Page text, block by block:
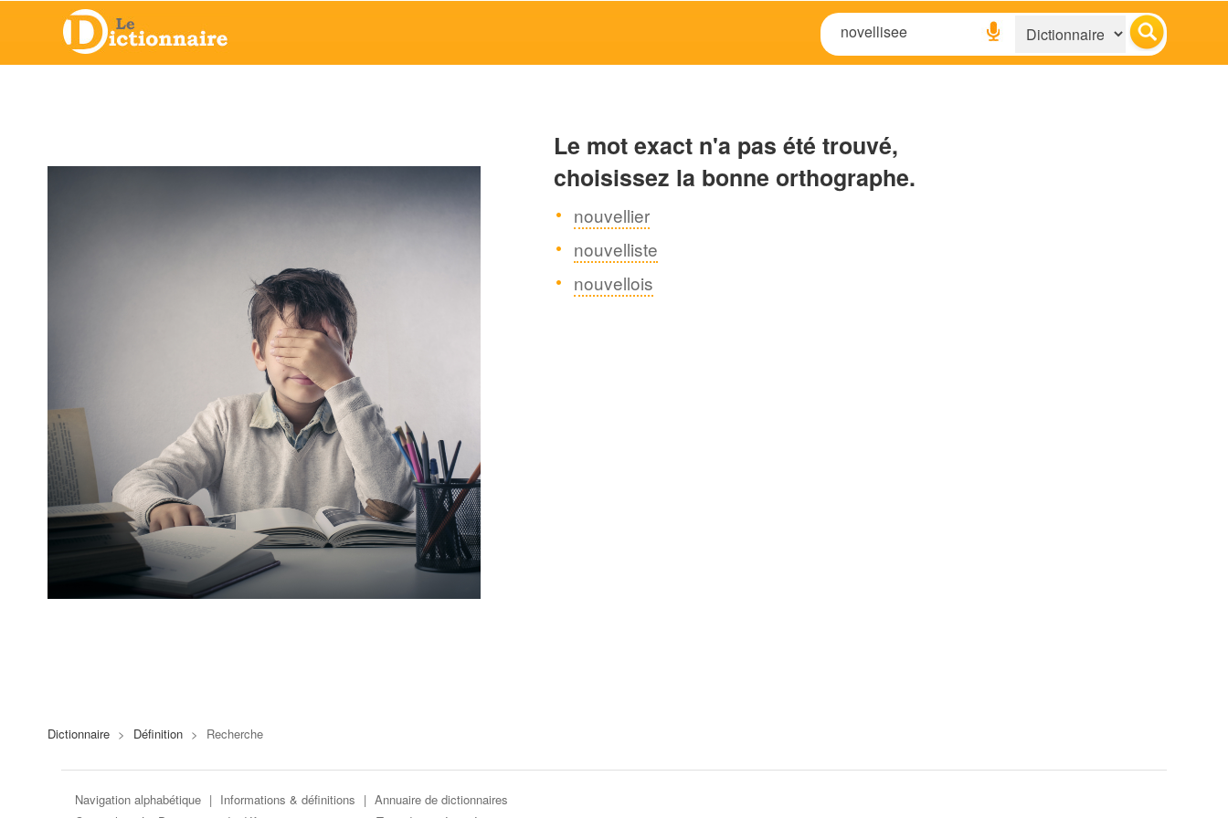
Le mot exact n'a pas été trouvé,
choisissez la bonne orthographe.
nouvellier
nouvelliste
nouvellois
Dictionnaire > Définition > Recherche
Navigation alphabétique | Informations & définitions | Annuaire de dictionnaires